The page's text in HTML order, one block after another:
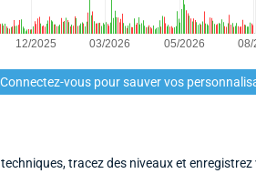
Connectez-vous pour sauver vos
tracez des niveaux et enregistrez